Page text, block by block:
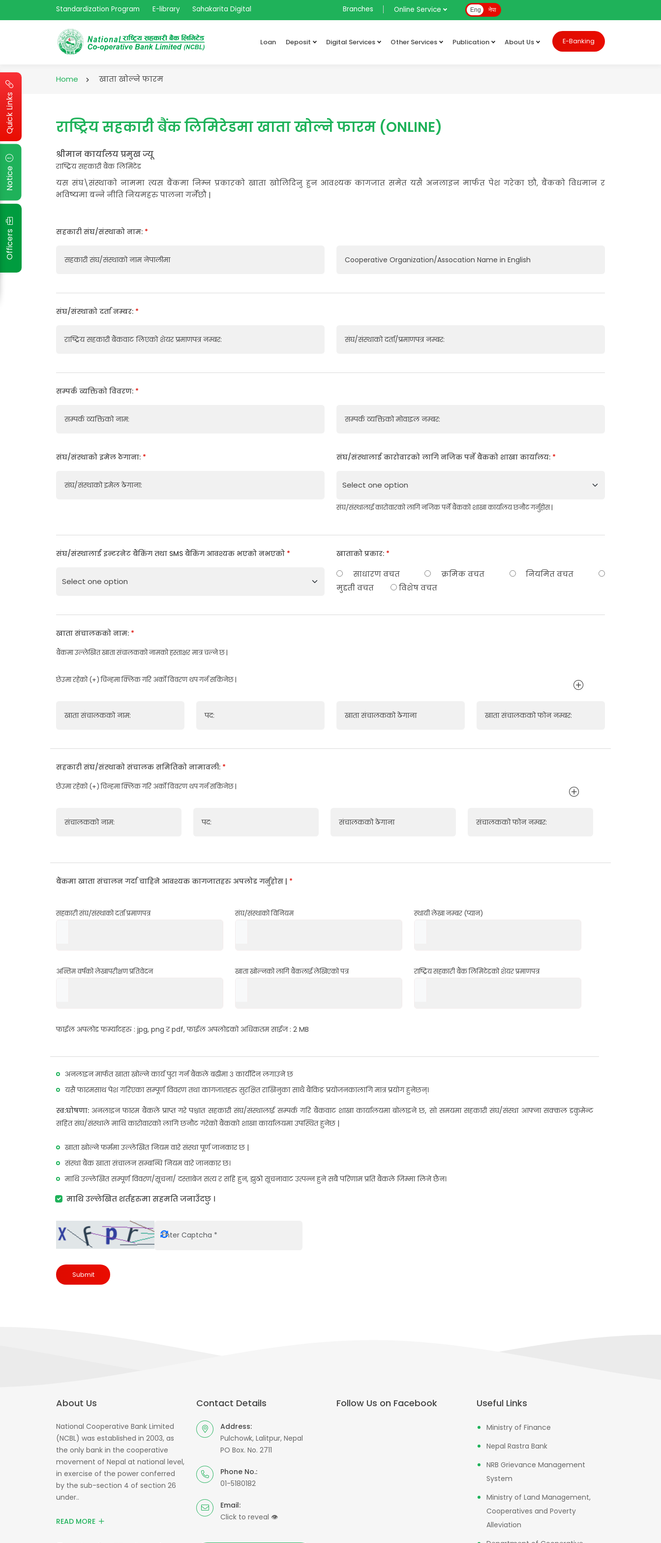
Standardization Program E-library Sahakarita Digital Branches Online Service Eng नेपा
E-Banking
Loan Deposit Digital Services Other Services Publication About Us
Quick Links
Notice
Officers
Home खाता खोल्ने फारम
राष्ट्रिय सहकारी बैंक लिमिटेडमा खाता खोल्ने फारम (ONLINE)
श्रीमान कार्यालय प्रमुख ज्यू
राष्ट्रिय सहकारी बैंक लिमिटेड
यस संघ\संस्थाको नाममा त्यस बैंकमा निम्न प्रकारको खाता खोलिदिनु हुन आवश्यक कागजात समेत यसै अनलाइन मार्फत पेश गरेका छौ, बैंकको विधमान र
भविष्यमा बन्ने नीति नियमहरु पालना गर्नेछौ |
सहकारी संघ/संस्थाको नाम: *
सहकारी संघ/संस्थाको नाम नेपालीमा Cooperative Organization/Assocation Name in English
संघ/संस्थाको दर्ता नम्बर: *
राष्ट्रिय सहकारी बैंकवाट लिएको शेयर प्रमाणपत्र नम्बर: संघ/संस्थाको दर्ता/प्रमाणपत्र नम्बर:
सम्पर्क व्यक्तिको विवरण: *
सम्पर्क व्यक्तिको नाम: सम्पर्क व्यक्तिको मोवाइल नम्बर:
संघ/संस्थाको इमेल ठेगाना: *
संघ/संस्थाको इमेल ठेगाना:
संघ/संस्थालाई कारोवारको लागि नजिक पर्ने बैंकको शाखा कार्यालय: *
संघ/संस्थालाई कारोवारको लागि नजिक पर्ने बैंकको शाखा कार्यालय छनौट गर्नुहोस |
संघ/संस्थालाई इन्टरनेट बैंकिंग तथा SMS बैंकिंग आवश्यक भएको नभएको * खाताको प्रकार: *
साधारण वचत क्रमिक वचत
नियमित वचत
मुद्दती वचत
विशेष वचत
खाता संचालकको नाम: *
बैंकमा उल्लेखित खाता संचालकको नामको हस्ताक्षर मात्र चल्ने छ |
छेउमा रहेको (+) चिन्हमा क्लिक गरि अर्को विवरण थप गर्न सकिनेछ |
खाता संचालकको नाम: पद: खाता संचालकको ठेगाना खाता संचालकको फोन नम्बर:
सहकारी संघ/संस्थाको संचालक समितिको नामावली: *
छेउमा रहेको (+) चिन्हमा क्लिक गरि अर्को विवरण थप गर्न सकिनेछ |
संचालकको नाम: पद: संचालकको ठेगाना संचालकको फोन नम्बर:
बैंकमा खाता संचालन गर्दा चाहिने आवश्यक कागजातहरु अपलोड गर्नुहोस | *
सहकारी संघ/संस्थाको दर्ता प्रमाणपत्र संघ/संस्थाको विनियम स्थायी लेखा नम्बर (प्यान)
अन्तिम वर्षको लेखापरीक्षण प्रतिवेदन खाता खोल्नको लागि बैंकलाई लेखिएको पत्र राष्ट्रिय सहकारी बैंक लिमिटेडको शेयर प्रमाणपत्र
फाईल अपलोड फर्म्याटहरु : jpg, png र pdf, फाईल अपलोडको अधिकतम साईज : 2 MB
अनलाइन मार्फत खाता खोल्ने कार्य पुरा गर्न बैंकले बढीमा ३ कार्यदिन लगाउने छ
यसै फारमसाथ पेश गरिएका सम्पूर्ण विवरण तथा कागजातहरु सुरक्षित राखिनुका साथै बैंकिङ प्रयोजनकालागि मात्र प्रयोग हुनेछन्।
स्व:घोषणा: अनलाइन फारम बैंकले प्राप्त गरे पश्चात सहकारी संघ/संस्थालाई सम्पर्क गरि बैंकवाट शाखा कार्यालयमा बोलाइने छ, सो समयमा सहकारी संघ/संस्था आफ्ना सक्कल डकुमेन्ट
सहित संघ/संस्थाले माथि कारोवारको लागि छनौट गरेको बैंकको शाखा कार्यालयमा उपस्थित हुनेछ |
खाता खोल्ने फर्ममा उल्लेखित नियम वारे संस्था पूर्ण जानकार छ |
संस्था बैंक खाता संचालन सम्बन्धि नियम वारे जानकार छ।
माथि उल्लेखित सम्पूर्ण विवरण/सूचना/ दस्ताबेज सत्य र सहि हुन, झुठो सूचनावाट उत्पन्न हुने सबै परिणाम प्रति बैंकले जिम्मा लिने छैन।
माथि उल्लेखित शर्तहरुमा सहमति जनाउँदछु ।
Submit
About Us
National Cooperative Bank Limited
(NCBL) was established in 2003, as
the only bank in the cooperative
movement of Nepal at national level,
in exercise of the power conferred
by the sub-section 4 of section 26
under..
READ MORE
Contact Details
Address:
Pulchowk, Lalitpur, Nepal
PO Box. No. 2711
Phone No.:
01-5180182
Email:
Click to reveal 👁
Follow Us on Facebook Useful Links
Ministry of Finance
Nepal Rastra Bank
NRB Grievance Management
System
Ministry of Land Management,
Cooperatives and Poverty
Alleviation